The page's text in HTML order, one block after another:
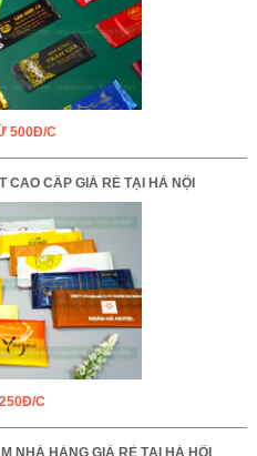
500Đ/C
CAO CẤP GIÁ RẺ TẠI HÀ NỘI
C
NHÀ HÀNG GIÁ RẺ TẠI HÀ HỘI